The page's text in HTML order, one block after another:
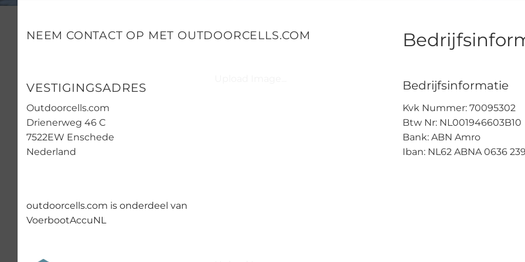
NEEM CONTACT OP MET OUTDOORCELLS.COM
VESTIGINGSADRES
Outdoorcells.com
Drienerweg 46 C
7522EW Enschede
Nederland
outdoorcells.com is onderdeel van
VoerbootAccuNL
Bedrijfsinformatie
Kvk Nummer: 70095302
Btw Nr: NL001946603B10
Bank: ABN Amro
Iban: NL62 ABNA 0636